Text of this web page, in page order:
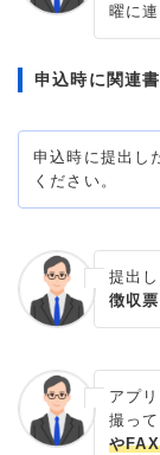
曜に
申込時に関連
申込時に提出し
ください。
提出
徴収
アプ
撮っ
や